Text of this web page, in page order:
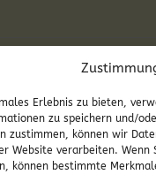
Erlebnis zu bieten,
zu speichern und/
zustimmen, können wir
Website verarbeiten.
können bestimmte